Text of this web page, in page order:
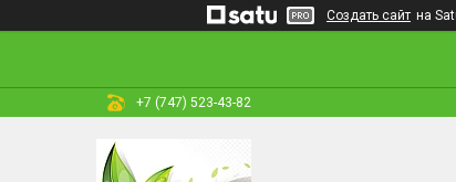
Создать сайт на
+7 (747) 523-43-82